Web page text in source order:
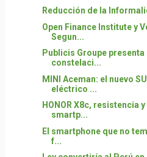
Reducción de la
Open Finance Institute y
Segun...
Publicis Groupe presenta
constelaci...
MINI Aceman: el nuevo
eléctrico ...
HONOR X8c, resistencia
smartp...
El smartphone que no
f...